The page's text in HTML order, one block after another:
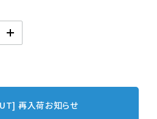
再入荷お知らせ